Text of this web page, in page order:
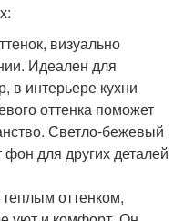
визуально
Идеален для
в интерьере кухни
оттенка поможет
Светло-бежевый
для других деталей
оттенком,